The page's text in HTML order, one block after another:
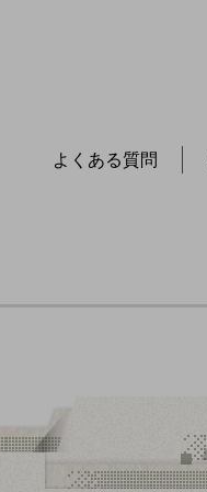
よくある質問